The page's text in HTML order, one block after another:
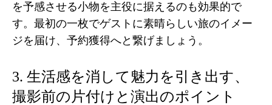
を予感させる小物を主役に据えるのも効果的で
す。最初の一枚でゲストに素晴らしい旅のイメー
ジを届け、予約獲得へと繋げましょう。
3. 生活感を消して魅力を引き出す、
撮影前の片付けと演出のポイント